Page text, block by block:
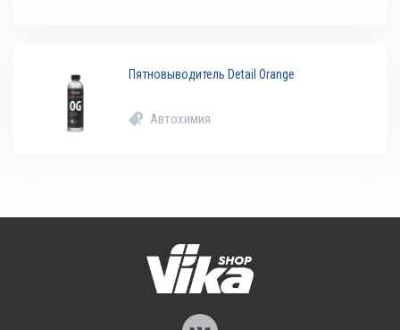
Пятновыводитель Detail Orange
Автохимия